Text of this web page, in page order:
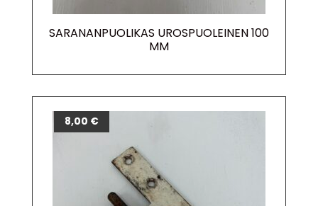
SARANANPUOLIKAS UROSPUOLEINEN 100
MM
8,00 €